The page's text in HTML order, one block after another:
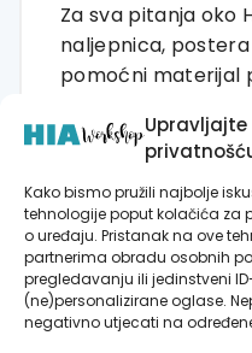
Kako bismo pružili najbolje
tehnologije poput kolačića
o uređaju. Pristanak na ove
partnerima obradu osobnih
pregledavanju ili jedinstveni
(ne)personalizirane oglase.
negativno utjecati na
Za sva pitanja oko
naljepnica,
pomoćni materijal
klikniteovdje!
Otkrijte ostatak
proizvoda u HIA
Autorske
Posteri i slike